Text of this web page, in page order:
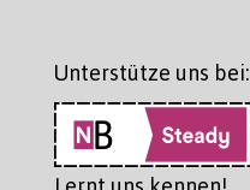
Unterstütze uns bei: